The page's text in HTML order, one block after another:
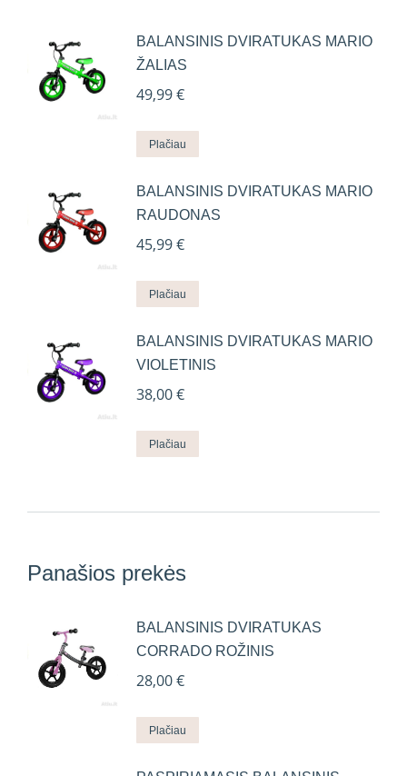
BALANSINIS DVIRATUKAS MARIO
ŽALIAS
49,99€
Plačiau
BALANSINIS DVIRATUKAS MARIO
RAUDONAS
45,99€
Plačiau
BALANSINIS DVIRATUKAS MARIO
VIOLETINIS
38,00€
Plačiau
Panašios prekės
BALANSINIS DVIRATUKAS
CORRADO ROŽINIS
28,00€
Plačiau